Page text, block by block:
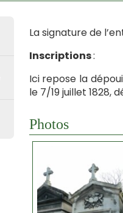
La signature de
Inscriptions:
Ici repose la
le 7/19 juillet 1828,
Photos